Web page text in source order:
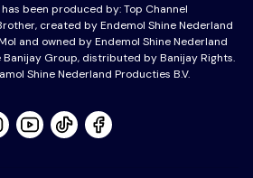
been produced by:Top Channel
created by Endemol Shine Nederland
and owned by Endemol Shine Nederland
Banijay Group, distributed by Banijay Rights.
Shine Nederland Producties B.V.